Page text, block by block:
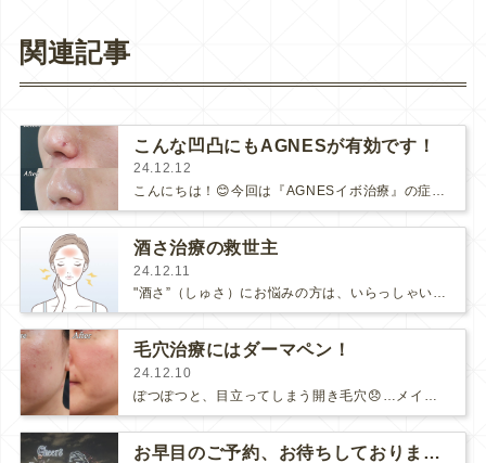
関連記事
こんな凹凸にもAGNESが有効です！
24.12.12
こんにちは！😊今回は『AGNESイボ治療』の症例をご紹介いたします。こちらの方は、20代の男性で、小鼻周りの凹凸がお悩みでご来…
酒さ治療の救世主
24.12.11
"酒さ”（しゅさ）にお悩みの方は、いらっしゃいませんか？「赤ら顔」とも呼ばれ、顔面に生じる原因不明の慢性炎症性疾患です。実は、男…
毛穴治療にはダーマペン！
24.12.10
お早目のご予約、お待ちしております♪